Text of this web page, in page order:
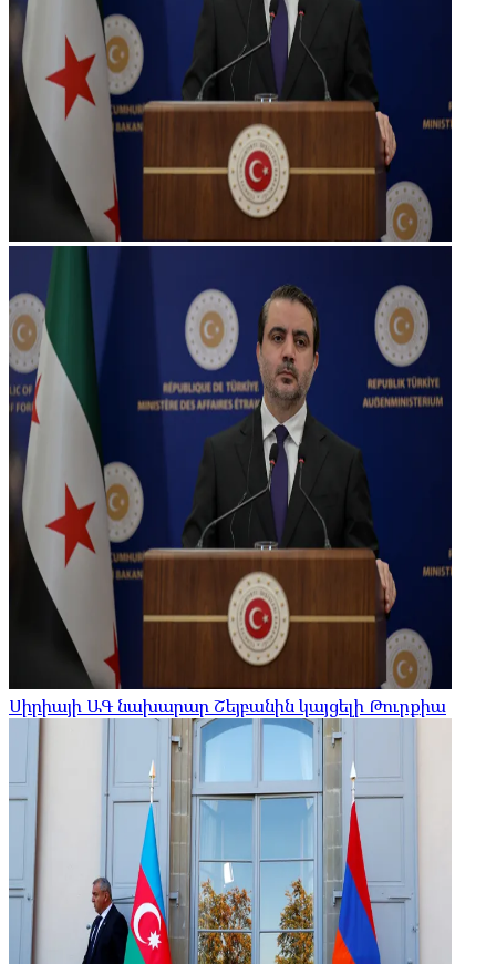
Սիրիայի ԱԳ նախարար Շեյբանին կայցելի Թուրքիա